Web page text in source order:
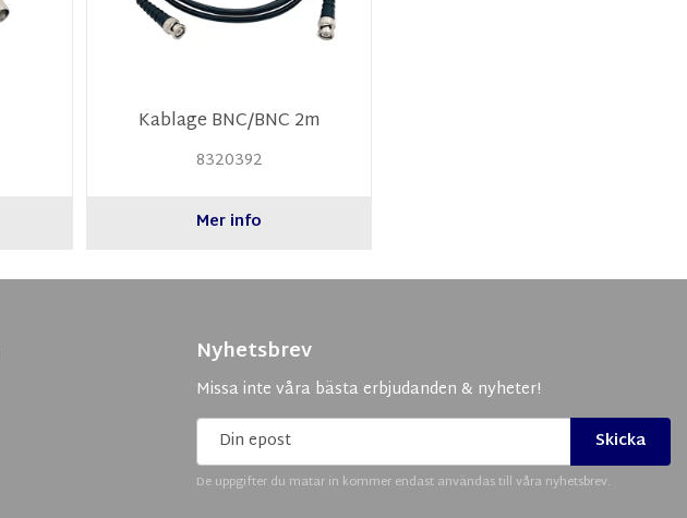
Kablage BNC/BNC 2m
8320392
Mer info
Nyhetsbrev
Missa inte våra bästa erbjudanden & nyheter!
Skicka
De uppgifter du matar in kommer endast användas till våra nyhetsbrev.